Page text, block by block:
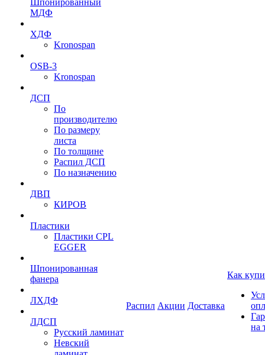
Шпонированный
МДФ
ХДФ
Kronospan
OSB-3
Kronospan
ДСП
По
производителю
По размеру
листа
По толщине
Распил ДСП
По назначению
ДВП
КИРОВ
Пластики
Пластики CPL
EGGER
Шпонированная
фанера
ЛХДФ
ЛДСП
Русский ламинат
Невский
Распил Акции Доставка
Как
на